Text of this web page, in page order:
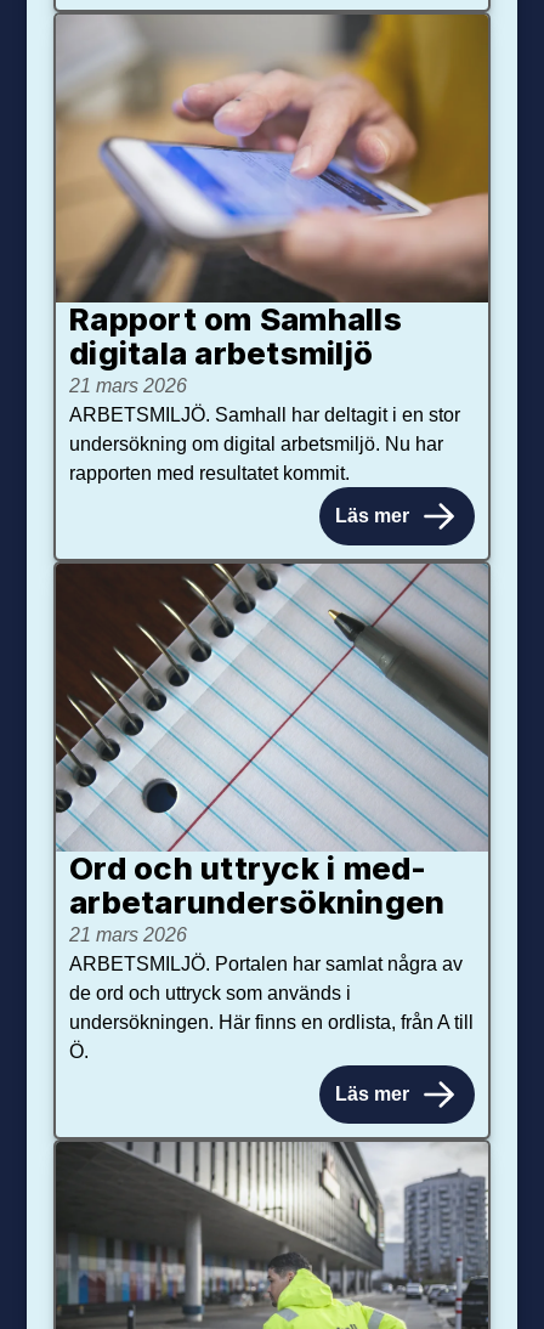
Rapport om Samhalls
digitala arbetsmiljö
21 mars 2026
ARBETSMILJÖ. Samhall har deltagit i en stor
undersökning om digital arbetsmiljö. Nu har
rapporten med resultatet kommit.
Läs mer
Ord och uttryck i med­­
arbetar­­under­sökningen
21 mars 2026
ARBETSMILJÖ. Portalen har samlat några av
de ord och uttryck som används i
undersökningen. Här finns en ordlista, från A till
Ö.
Läs mer